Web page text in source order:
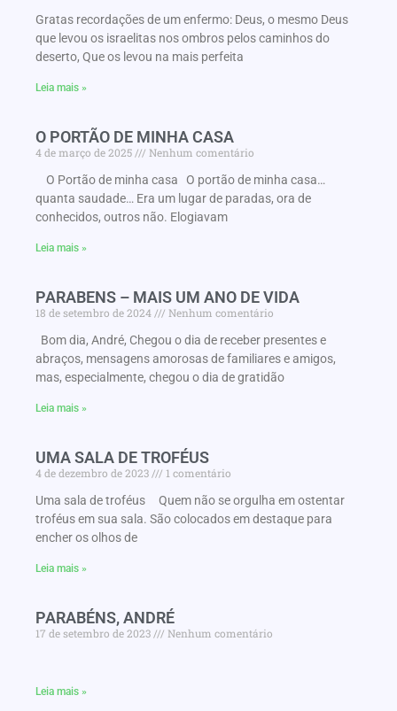
Gratas recordações de um enfermo: Deus, o mesmo Deus
que levou os israelitas nos ombros pelos caminhos do
deserto, Que os levou na mais perfeita
Leia mais »
O PORTÃO DE MINHA CASA
4 de março de 2025
Nenhum comentário
O Portão de minha casa O portão de minha casa…
quanta saudade… Era um lugar de paradas, ora de
conhecidos, outros não. Elogiavam
Leia mais »
PARABENS – MAIS UM ANO DE VIDA
18 de setembro de 2024
Nenhum comentário
Bom dia, André, Chegou o dia de receber presentes e
abraços, mensagens amorosas de familiares e amigos,
mas, especialmente, chegou o dia de gratidão
Leia mais »
UMA SALA DE TROFÉUS
4 de dezembro de 2023
1 comentário
Uma sala de troféus Quem não se orgulha em ostentar
troféus em sua sala. São colocados em destaque para
encher os olhos de
Leia mais »
PARABÉNS, ANDRÉ
17 de setembro de 2023 Nenhum comentário
Leia mais »